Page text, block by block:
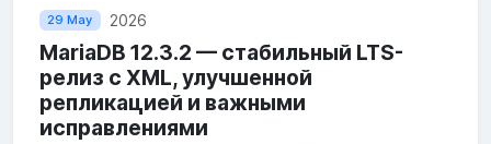
29 May 2026
MariaDB 12.3.2 — стабильный LTS-
релиз с XML, улучшенной
репликацией и важными
исправлениями